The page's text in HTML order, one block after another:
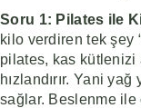
Soru 1: Pilates ile
kilo verdiren tek şey
pilates, kas kütlenizi
hızlandırır. Yani
sağlar. Beslenme ile